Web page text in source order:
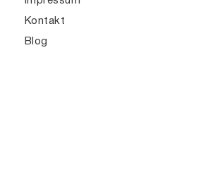
Kontakt
Blog